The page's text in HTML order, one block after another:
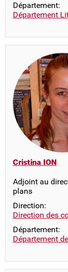
Département:
Département
Cristina ION
Adjoint au
plans
Direction:
Direction des
Département:
Département